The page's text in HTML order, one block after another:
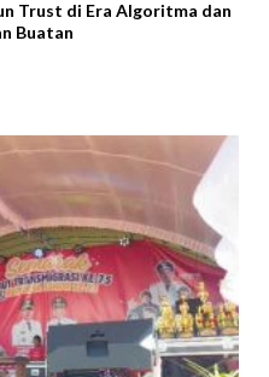
Trust di Era Algoritma dan
Buatan